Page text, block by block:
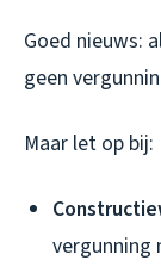
Goed nieuws:
geen
Maar let op bij:
vergunning